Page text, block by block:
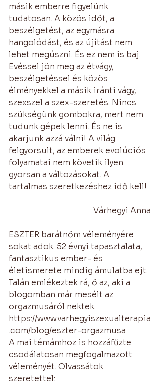
másik emberre figyelünk
tudatosan. A közös időt, a
beszélgetést, az egymásra
hangolódást, és az újítást nem
lehet megúszni. És ez nem is baj.
Evéssel jön meg az étvágy,
beszélgetéssel és közös
élményekkel a másik iránti vágy,
szexszel a szex-szeretés. Nincs
szükségünk gombokra, mert nem
tudunk gépek lenni. És ne is
akarjunk azzá válni! A világ
felgyorsult, az emberek evolúciós
folyamatai nem követik ilyen
gyorsan a változásokat. A
tartalmas szeretkezéshez idő kell!
Várhegyi Anna
ESZTER barátnőm véleményére
sokat adok. 52 évnyi tapasztalata,
fantasztikus ember- és
életismerete mindig ámulatba ejt.
Talán emlékeztek rá, ő az, aki a
blogomban már mesélt az
orgazmusáról nektek.
https://www.varhegyiszexualterapia
.com/blog/eszter-orgazmusa
A mai témámhoz is hozzáfűzte
csodálatosan megfogalmazott
véleményét. Olvassátok
szeretettel: